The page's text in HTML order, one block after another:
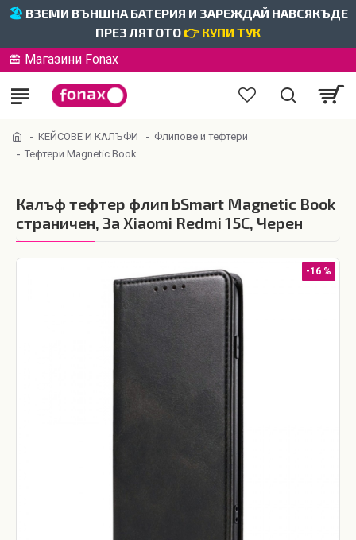
🏖️ ВЗЕМИ ВЪНШНА БАТЕРИЯ И ЗАРЕЖДАЙ НАВСЯКЪДЕ
ПРЕЗ ЛЯТОТО👉 КУПИ ТУК
Магазини Fonax
КЕЙСОВЕ И КАЛЪФИ
Флипове и тефтери
Тефтери Magnetic Book
Калъф тефтер флип bSmart Magnetic Book
страничен, За Xiaomi Redmi 15C, Черен
-16 %